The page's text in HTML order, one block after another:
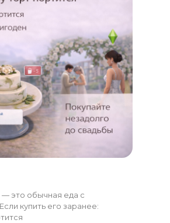
— это обычная еда с
купить его заранее: